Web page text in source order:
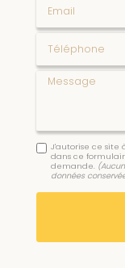
Message
J'autorise ce site
dans ce
demande.
données